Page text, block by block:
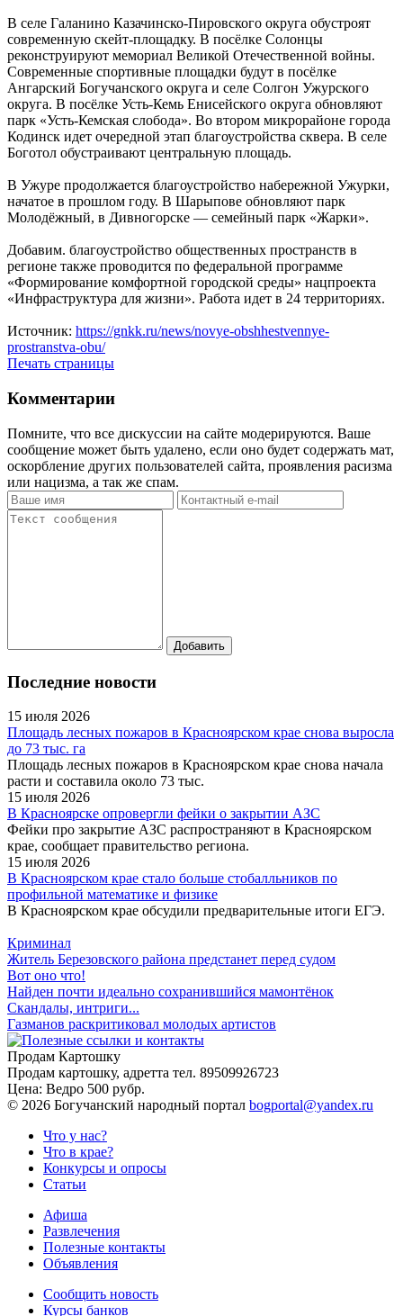
В селе Галанино Казачинско-Пировского округа обустроят
современную скейт-площадку. В посёлке Солонцы
реконструируют мемориал Великой Отечественной войны.
Современные спортивные площадки будут в посёлке
Ангарский Богучанского округа и селе Солгон Ужурского
округа. В посёлке Усть-Кемь Енисейского округа обновляют
парк «Усть-Кемская слобода». Во втором микрорайоне города
Кодинск идет очередной этап благоустройства сквера. В селе
Боготол обустраивают центральную площадь.
В Ужуре продолжается благоустройство набережной Ужурки,
начатое в прошлом году. В Шарыпове обновляют парк
Молодёжный, в Дивногорске — семейный парк «Жарки».
Добавим. благоустройство общественных пространств в
регионе также проводится по федеральной программе
«Формирование комфортной городской среды» нацпроекта
«Инфраструктура для жизни». Работа идет в 24 территориях.
Источник: https://gnkk.ru/news/novye-obshhestvennye-
prostranstva-obu/
Печать страницы
Комментарии
Помните, что все дискуссии на сайте модерируются. Ваше
сообщение может быть удалено, если оно будет содержать мат,
оскорбление других пользователей сайта, проявления расизма
или нацизма, а так же спам.
Последние новости
15 июля 2026
Площадь лесных пожаров в Красноярском крае снова выросла
до 73 тыс. га
Площадь лесных пожаров в Красноярском крае снова начала
расти и составила около 73 тыс.
15 июля 2026
В Красноярске опровергли фейки о закрытии АЗС
Фейки про закрытие АЗС распространяют в Красноярском
крае, сообщает правительство региона.
15 июля 2026
В Красноярском крае стало больше стобалльников по
профильной математике и физике
В Красноярском крае обсудили предварительные итоги ЕГЭ.
Криминал
Житель Березовского района предстанет перед судом
Вот оно что!
Найден почти идеально сохранившийся мамонтёнок
Скандалы, интриги...
Газманов раскритиковал молодых артистов
Продам Картошку
Продам картошку, адретта тел. 89509926723
Цена: Ведро 500 рубр.
© 2026 Богучанский народный портал bogportal@yandex.ru
Что у нас?
Что в крае?
Конкурсы и опросы
Статьи
Афиша
Развлечения
Полезные контакты
Объявления
Сообщить новость
Курсы банков